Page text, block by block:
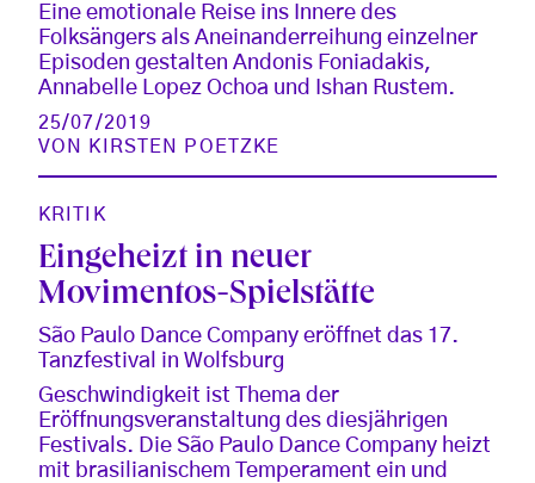
Eine emotionale Reise ins Innere des
Folksängers als Aneinanderreihung einzelner
Episoden gestalten Andonis Foniadakis,
Annabelle Lopez Ochoa und Ishan Rustem.
25/07/2019
VON
KIRSTEN POETZKE
KRITIK
Eingeheizt in neuer
Movimentos-Spielstätte
São Paulo Dance Company eröffnet das 17.
Tanzfestival in Wolfsburg
Geschwindigkeit ist Thema der
Eröffnungsveranstaltung des diesjährigen
Festivals. Die São Paulo Dance Company heizt
mit brasilianischem Temperament ein und